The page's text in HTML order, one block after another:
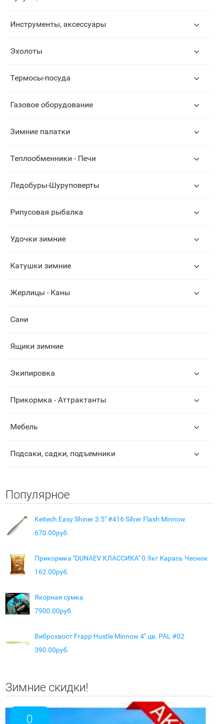
Инструменты, аксессуары
Эхолоты
Термосы-посуда
Газовое оборудование
Зимние палатки
Теплообменники - Печи
Ледобуры-Шуруповерты
Рипусовая рыбалка
Удочки зимние
Катушки зимние
Жерлицы - Каны
Сани
Ящики зимние
Экипировка
Прикормка - Аттрактанты
Мебель
Подсаки, садки, подъемники
Популярное
Keitech Easy Shiner 3.5" #416 Silver Flash Minnow
670.00руб.
Прикормка "DUNAEV КЛАССИКА" 0.9кг Карась Чеснок
162.00руб.
Якорная сумка
7900.00руб.
Виброхвост Frapp Hustle Minnow 4" цв. PAL #02
390.00руб.
Зимние скидки!
0